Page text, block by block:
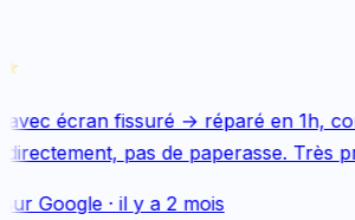
écran fissuré → réparé en 1h,
pas de paperasse. Très
Google· il y a 2 mois